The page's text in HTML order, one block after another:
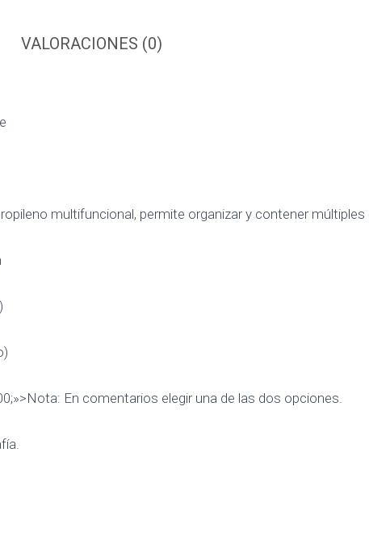
VALORACIONES (0)
multifuncional, permite organizar y contener
En comentarios elegir una de las dos opciones.